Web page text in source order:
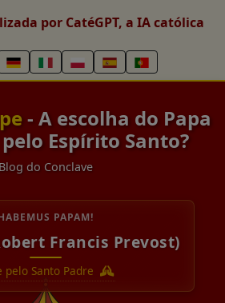
por CatéGPT, a IA católica
- A escolha do Papa
Espírito Santo?
Blog do Conclave
PAPAM!
Francis Prevost)
pelo Santo Padre